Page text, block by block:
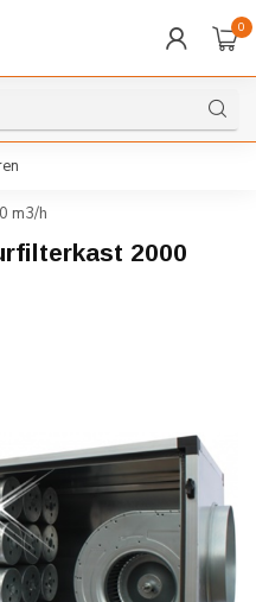
0
m3/h
2000